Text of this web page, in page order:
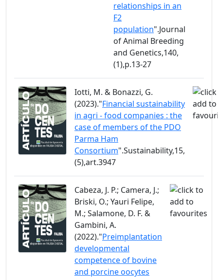
relationships in an
F2
population".Journal
of Animal Breeding
and Genetics,140,
(1),p.13-27
Iotti, M. & Bonazzi, G.
(2023)."Financial sustainability
in agri - food companies : the
case of members of the PDO
Parma Ham
Consortium".Sustainability,15,
(5),art.3947
Cabeza, J. P.; Camera, J.;
Briski, O.; Yauri Felipe,
M.; Salamone, D. F. &
Gambini, A.
(2022)."Preimplantation
developmental
competence of bovine
and porcine oocytes